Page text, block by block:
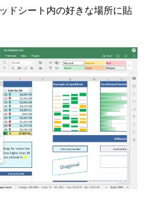
ドシート内の好きな場所に貼